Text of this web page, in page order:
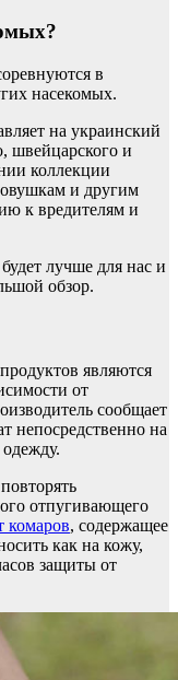
в
насекомых.
на украинский
швейцарского и
коллекции
и другим
к вредителям и
лучше для нас и
обзор.
являются
от
сообщает
непосредственно на
отпугивающего
комаров, содержащее
как на кожу,
защиты от